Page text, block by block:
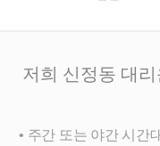
저희 신정동 대
• 주간 또는 야간 시간